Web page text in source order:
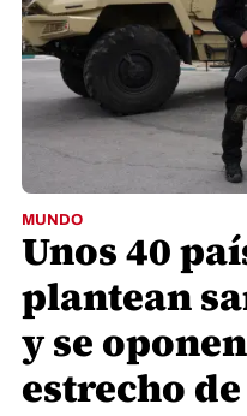
MUNDO
Unos 40
plantean
y se
estrecho